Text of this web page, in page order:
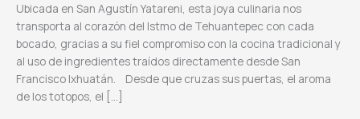
Ubicada en San Agustín Yatareni, esta joya culinaria nos
transporta al corazón del Istmo de Tehuantepec con cada
bocado, gracias a su fiel compromiso con la cocina tradicional y
al uso de ingredientes traídos directamente desde San
Francisco Ixhuatán. Desde que cruzas sus puertas, el aroma
de los totopos, el […]